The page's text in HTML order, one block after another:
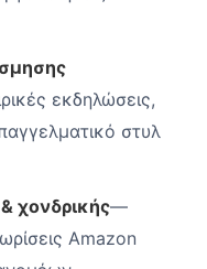
εκδηλώσεις,
στυλ
χονδρικής—
Amazon